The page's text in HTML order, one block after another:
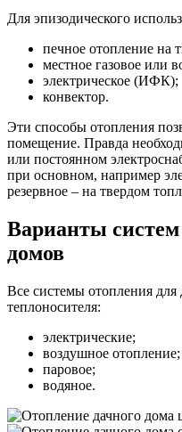
Для эпизодического
печное отопление на
местное газовое или
электрическое (ИФК);
конвектор.
Эти способы отопления
помещение. Правда
или постоянном
при основном, например
резервное – на твердом
Варианты
домов
Все системы отопления
теплоносителя:
электрические;
воздушное отопление;
паровое;
водяное.